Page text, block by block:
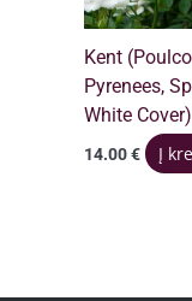
Kent
Pyrenees,
White
14.00€ Į